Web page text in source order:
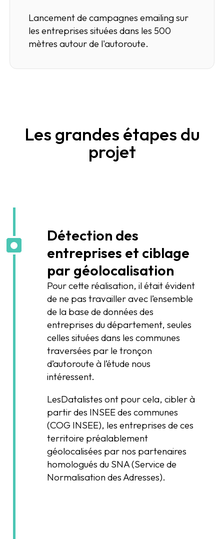
Lancement de campagnes emailing sur
les entreprises situées dans les 500
mètres autour de l'autoroute.
Les grandes étapes du
projet
Détection des
entreprises et ciblage
par géolocalisation
Pour cette réalisation, il était évident
de ne pas travailler avec l’ensemble
de la base de données des
entreprises du département, seules
celles situées dans les communes
traversées par le tronçon
d’autoroute à l’étude nous
intéressent.
LesDatalistes ont pour cela, cibler à
partir des INSEE des communes
(COG INSEE), les entreprises de ces
territoire préalablement
géolocalisées par nos partenaires
homologués du SNA (Service de
Normalisation des Adresses).